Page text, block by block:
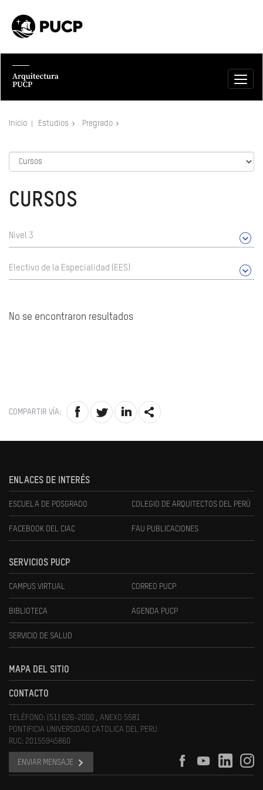
Inicio Estudios Pregrado
CURSOS
Nivel 3
Electivo de la Especialidad (EES)
No se encontraron resultados
COMPARTIR VÍA:
ENLACES DE INTERÉS
ESCUELA DE POSGRADO COLEGIO DE ARQUITECTOS DEL PERÚ
FACEBOOK DEL CIAC FAU PUBLICACIONES
SERVICIOS PUCP
CAMPUS VIRTUAL CORREO PUCP
BIBLIOTECA AGENDA PUCP
SERVICIO DE SALUD
MAPA DEL SITIO
CONTACTO
TELÉFONO: (51) 626-2000 , ANEXO 5581
PONTIFICIA UNIVERSIDAD CATOLICA DEL PERU
RUC: 20155945860
ENVIAR MENSAJE